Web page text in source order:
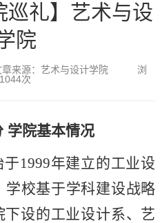
巡礼】艺术与设
院
源： 艺术与设计学院浏
1044次
学院基本情况
1999年建立的工业设
学校基于学科建设战略
设的工业设计系、艺